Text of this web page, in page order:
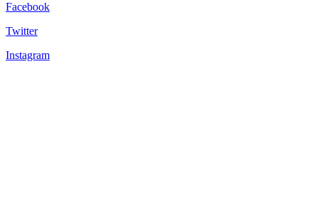
Facebook
Twitter
Instagram